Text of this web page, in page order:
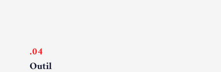
.04
Outil